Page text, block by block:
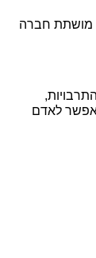
מושתת חברה
לאדם